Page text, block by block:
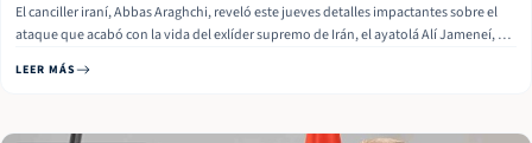
El canciller iraní, Abbas Araghchi, reveló este jueves detalles impactantes sobre el
ataque que acabó con la vida del exlíder supremo de Irán, el ayatolá Alí Jameneí, y
momento exacto del bombardeo conjunto de Estados… Read More
LEER MÁS